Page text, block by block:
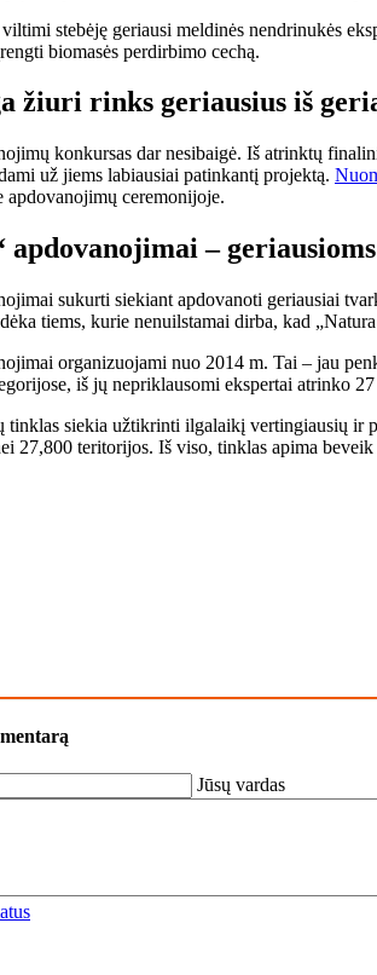
stebėję geriausi meldinės nendrinukės
biomasės perdirbimo cechą.
žiuri rinks geriausius iš
konkursas dar nesibaigė. Iš atrinktų
už jiems labiausiai patinkantį projektą.
apdovanojimų ceremonijoje.
apdovanojimai –
sukurti siekiant apdovanoti geriausiai
tiems, kurie nenuilstamai dirba, kad
organizuojami nuo 2014 m. Tai – jau
iš jų nepriklausomi ekspertai atrinko
tinklas siekia užtikrinti ilgalaikį vertingiausių ir
27,800 teritorijos. Iš viso, tinklas apima
Jūsų vardas